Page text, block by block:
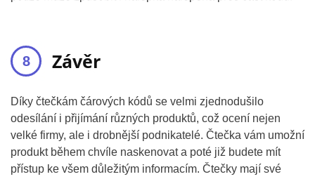
Závěr
Díky čtečkám čárových kódů se velmi zjednodušilo
odesílání i přijímání různých produktů, což ocení nejen
velké firmy, ale i drobnější podnikatelé. Čtečka vám umožní
produkt během chvíle naskenovat a poté již budete mít
přístup ke všem důležitým informacím. Čtečky mají své